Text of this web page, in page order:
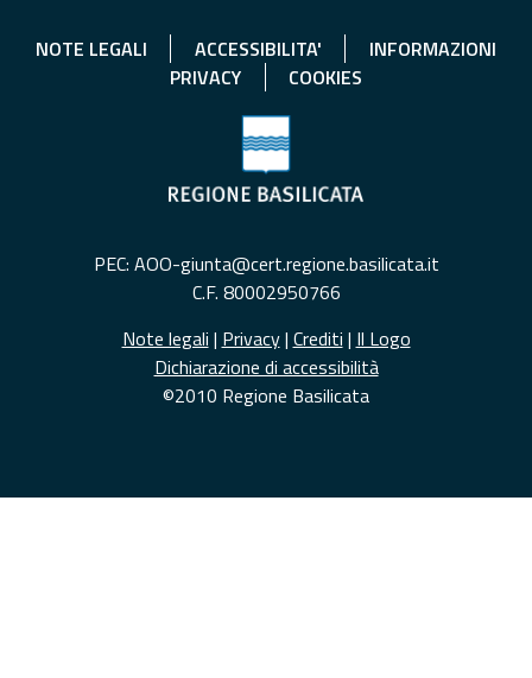
NOTE LEGALI ACCESSIBILITA'
INFORMAZIONI
PRIVACY
COOKIES
PEC: AOO-giunta@cert.regione.basilicata.it
C.F. 80002950766
Note legali | Privacy| Crediti | Il Logo
Dichiarazione di accessibilità
©2010 Regione Basilicata